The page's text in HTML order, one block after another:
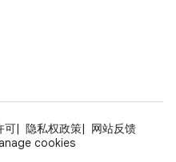
可 隐私权政策
网站反馈
cookies